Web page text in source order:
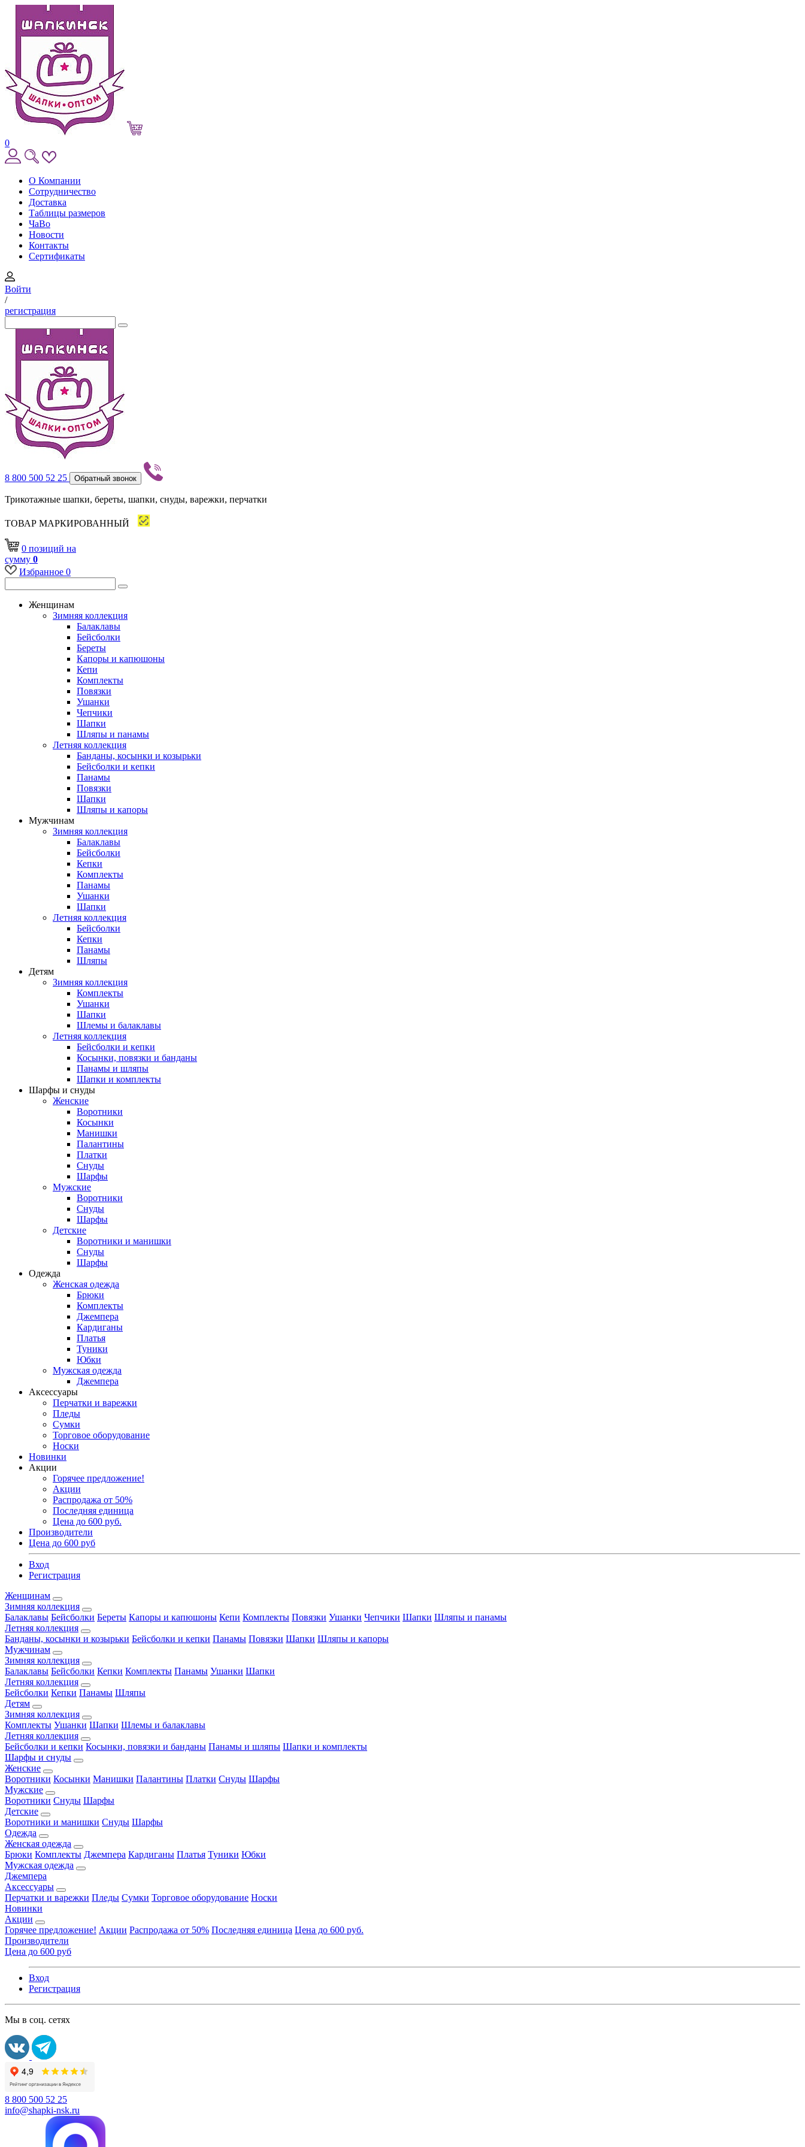
0
О Компании
Сотрудничество
Доставка
Таблицы размеров
ЧаВо
Новости
Контакты
Сертификаты
Войти
/
регистрация
8 800 500 52 25 Обратный звонок
Трикотажные шапки, береты, шапки, снуды, варежки, перчатки
ТОВАР МАРКИРОВАННЫЙ
0 позиций на
сумму 0
Избранное 0
Женщинам
Зимняя коллекция
Балаклавы
Бейсболки
Береты
Капоры и капюшоны
Кепи
Комплекты
Повязки
Ушанки
Чепчики
Шапки
Шляпы и панамы
Летняя коллекция
Банданы, косынки и козырьки
Бейсболки и кепки
Панамы
Повязки
Шапки
Шляпы и капоры
Мужчинам
Зимняя коллекция
Балаклавы
Бейсболки
Кепки
Комплекты
Панамы
Ушанки
Шапки
Летняя коллекция
Бейсболки
Кепки
Панамы
Шляпы
Детям
Зимняя коллекция
Комплекты
Ушанки
Шапки
Шлемы и балаклавы
Летняя коллекция
Бейсболки и кепки
Косынки, повязки и банданы
Панамы и шляпы
Шапки и комплекты
Шарфы и снуды
Женские
Воротники
Косынки
Манишки
Палантины
Платки
Снуды
Шарфы
Мужские
Воротники
Снуды
Шарфы
Детские
Воротники и манишки
Снуды
Шарфы
Одежда
Женская одежда
Брюки
Комплекты
Джемпера
Кардиганы
Платья
Туники
Юбки
Мужская одежда
Джемпера
Аксессуары
Перчатки и варежки
Пледы
Сумки
Торговое оборудование
Носки
Новинки
Акции
Горячее предложение!
Акции
Распродажа от 50%
Последняя единица
Цена до 600 руб.
Производители
Цена до 600 руб
Вход
Регистрация
Женщинам
Зимняя коллекция
Балаклавы Бейсболки Береты Капоры и капюшоны Кепи Комплекты Повязки Ушанки Чепчики Шапки Шляпы и панамы
Летняя коллекция
Банданы, косынки и козырьки Бейсболки и кепки Панамы Повязки Шапки Шляпы и капоры
Мужчинам
Зимняя коллекция
Балаклавы Бейсболки Кепки Комплекты Панамы Ушанки Шапки
Летняя коллекция
Бейсболки Кепки Панамы Шляпы
Детям
Зимняя коллекция
Комплекты Ушанки Шапки Шлемы и балаклавы
Летняя коллекция
Бейсболки и кепки Косынки, повязки и банданы Панамы и шляпы Шапки и комплекты
Шарфы и снуды
Женские
Воротники Косынки Манишки Палантины Платки Снуды Шарфы
Мужские
Воротники Снуды Шарфы
Детские
Воротники и манишки Снуды Шарфы
Одежда
Женская одежда
Брюки Комплекты Джемпера Кардиганы Платья Туники Юбки
Мужская одежда
Джемпера
Аксессуары
Перчатки и варежки Пледы Сумки Торговое оборудование Носки
Новинки
Акции
Горячее предложение! Акции Распродажа от 50% Последняя единица Цена до 600 руб.
Производители
Цена до 600 руб
Вход
Регистрация
Мы в соц. сетях
8 800 500 52 25
info@shapki-nsk.ru